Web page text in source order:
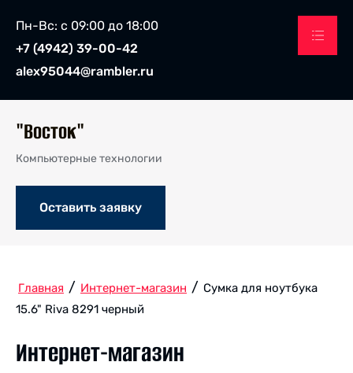
Пн-Вс: с 09:00 до 18:00
+7 (4942) 39-00-42
alex95044@rambler.ru
"Восток"
Компьютерные технологии
Оставить заявку
Главная / Интернет-магазин / Сумка для ноутбука
15.6" Riva 8291 черный
Интернет-магазин